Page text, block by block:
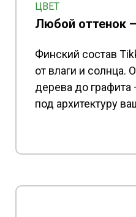
Финский состав
от влаги и солнца.
дерева до
под архитектуру
Любой оттенок
ЦВЕТ